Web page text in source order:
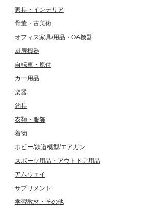
家具・インテリア
骨董・古美術
オフィス家具/用品・OA機器
厨房機器
自転車・原付
カー用品
楽器
釣具
衣類・服飾
着物
ホビー/鉄道模型/エアガン
スポーツ用品・アウトドア用品
アムウェイ
サプリメント
学習教材・その他